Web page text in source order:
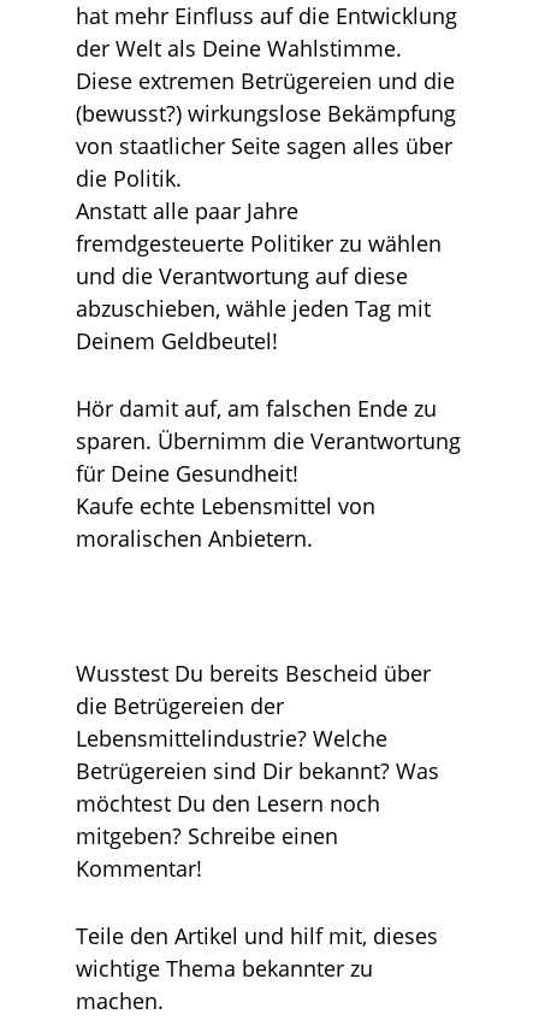
hat mehr Einfluss auf die Entwicklung
der Welt als Deine Wahlstimme.
Diese extremen Betrügereien und die
(bewusst?) wirkungslose Bekämpfung
von staatlicher Seite sagen alles über
die Politik.
Anstatt alle paar Jahre
fremdgesteuerte Politiker zu wählen
und die Verantwortung auf diese
abzuschieben, wähle jeden Tag mit
Deinem Geldbeutel!
Hör damit auf, am falschen Ende zu
sparen. Übernimm die Verantwortung
für Deine Gesundheit!
Kaufe echte Lebensmittel von
moralischen Anbietern.
Wusstest Du bereits Bescheid über
die Betrügereien der
Lebensmittelindustrie? Welche
Betrügereien sind Dir bekannt? Was
möchtest Du den Lesern noch
mitgeben? Schreibe einen
Kommentar!
Teile den Artikel und hilf mit, dieses
wichtige Thema bekannter zu
machen.